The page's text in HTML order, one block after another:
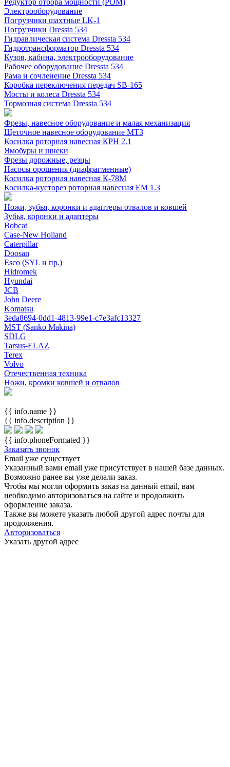
Редуктор отбора мощности (РОМ)
Электрооборудование
Погрузчики шахтные LK-1
Погрузчики Dressta 534
Гидравлическая система Dressta 534
Гидротрансформатор Dressta 534
Кузов, кабина, электрооборудование
Рабочее оборудование Dressta 534
Рама и сочленение Dressta 534
Коробка переключения передач SB-165
Мосты и колеса Dressta 534
Тормозная система Dressta 534
Фрезы, навесное оборудование и малая механизация
Щеточное навесное оборудование МТЗ
Косилка роторная навесная КРН 2.1
Ямобуры и шнеки
Фрезы дорожные, резцы
Насосы орошения (диафрагменные)
Косилка роторная навесная К-78М
Косилка-кусторез роторная навесная ЕМ 1.3
Ножи, зубья, коронки и адаптеры отвалов и ковшей
Зубья, коронки и адаптеры
Bobcat
Case-New Holland
Caterpillar
Doosan
Esco (SYL и пр.)
Hidromek
Hyundai
JCB
John Deere
Komatsu
3eda8694-0dd1-4813-99e1-c7e3afc13327
MST (Sanko Makina)
SDLG
Tarsus-ELAZ
Terex
Volvo
Отечественная техника
Ножи, кромки ковшей и отвалов
{{ info.name }}
{{ info.description }}
{{ info.phoneFormated }}
Заказать звонок
Email уже существует
Указанный вами email уже присутствует в нашей базе данных.
Возможно ранее вы уже делали заказ.
Чтобы мы могли оформить заказ на данный email, вам
необходимо авторизоваться на сайте и продолжить
оформление заказа.
Также вы можете указать любой другой адрес почты для
продолжения.
Авторизоваться
Указать другой адрес